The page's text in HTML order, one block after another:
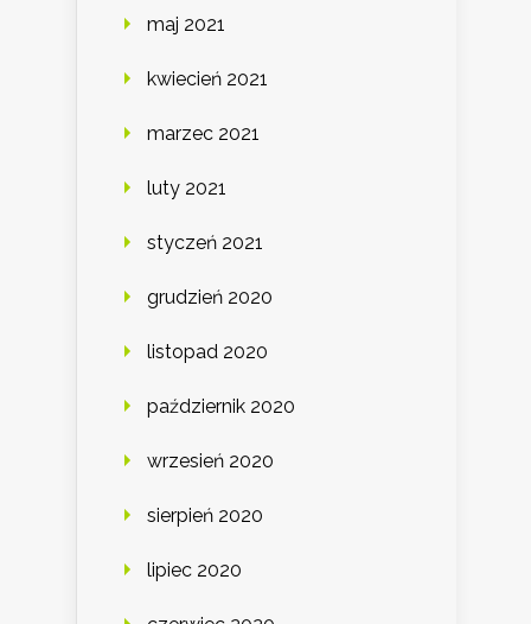
maj 2021
kwiecień 2021
marzec 2021
luty 2021
styczeń 2021
grudzień 2020
listopad 2020
październik 2020
wrzesień 2020
sierpień 2020
lipiec 2020